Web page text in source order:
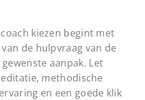
kiezen begint met
de hulpvraag van de
aanpak. Let
methodische
en een goede klik